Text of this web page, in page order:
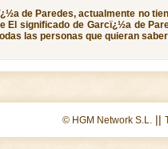
de Paredes, actualmente no
El significado de Garcï¿½a de
las personas que quieran
© HGM Network S.L. ||